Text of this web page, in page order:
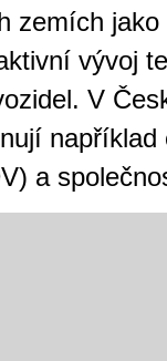
zemích
vývoj
V
například
a
V
nabídku her
pravidelné